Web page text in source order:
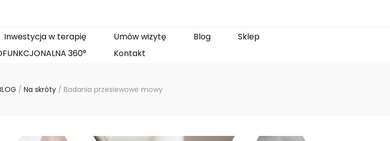
Inwestycja w terapię Umów wizytę Blog
Sklep
360°
Kontakt
/ Na skróty / Badania przesiewowe mowy